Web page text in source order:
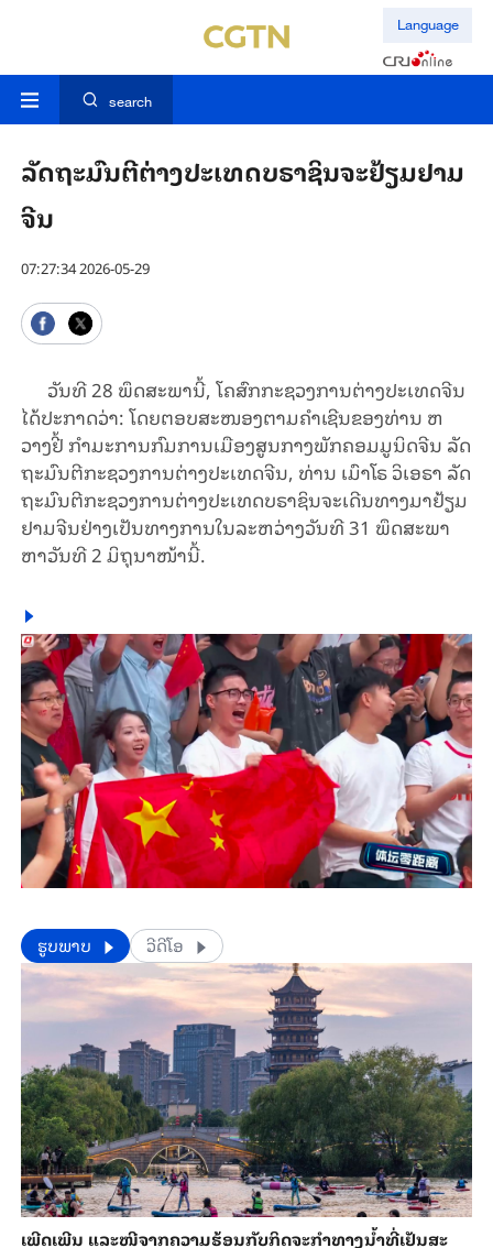
Language
search
ລັດ​ຖະ​ມົນ​ຕີຕ່າງ​ປະ​ເທດ​ບ​ຣາ​ຊິນ​ຈະ​ຢ້ຽມ​ຢາມ
ຈີນ
07:27:34 2026-05-29
ວັນ​ທີ 28 ພຶດ​ສະ​ພາ​ນີ້​, ໂຄ​ສົກ​ກະ​ຊວງ​ການ​ຕ່າງ​ປະ​ເທດ​ຈີນ​
ໄດ້​ປະ​ກາດ​ວ່າ: ໂດຍ​ຕອບ​ສະ​ໜອງ​ຕາມ​ຄຳ​ເຊີນ​ຂອງ​ທ່ານ ຫ
ວາງ​ຢີ້ ກຳ​ມະ​ການ​ກົມ​ການ​ເມືອງ​ສູນ​ກາງ​ພັກ​ຄອມ​ມູ​ນິດ​ຈີນ ລັດ​
ຖະ​ມົນ​ຕີ​ກະ​ຊວງ​ການ​ຕ່າງ​ປະ​ເທດ​ຈີນ, ທ່ານ ເມົາ​ໂຣ ວິ​ເອ​ຣາ ລັດ​
ຖະ​ມົນ​ຕີ​ກະ​ຊວງ​ການ​ຕ່າງ​ປະ​ເທດ​ບ​ຣາ​ຊິນ​ຈະ​ເດີນ​ທາງ​ມາ​ຢ້ຽມ​
ຢາມ​ຈີນ​ຢ່າງ​ເປັນ​ທາງ​ການ​ໃນ​ລະ​ຫວ່າງວັນ​ທີ 31 ພຶດ​ສະ​ພາ​
ຫາວັນ​ທີ 2 ມິ​ຖຸ​ນາ​ໜ້າ​ນີ້.
​​ຮູບພາບ ວີດີໂອ
ເພີດ​ເພີນ ແລະ​ໜີ​ຈາກ​ຄວາມ​ຮ້ອນ​ກັບ​ກິດ​ຈະ​ກຳ​ທາງ​ນ້ຳ​​ທີ່​ເຢັນ​ສະ​